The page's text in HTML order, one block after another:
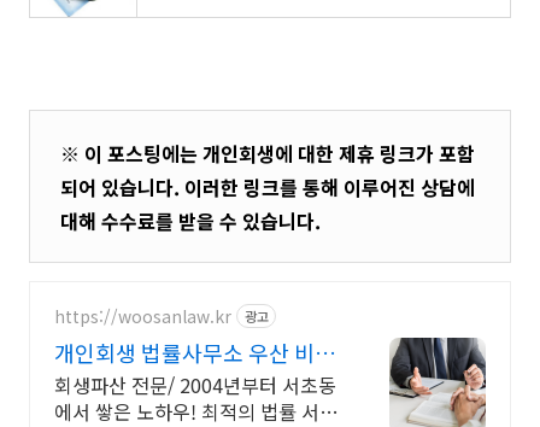
※ 이 포스팅에는 개인회생에 대한 제휴 링크가 포함
되어 있습니다. 이러한 링크를 통해 이루어진 상담에
대해 수수료를 받을 수 있습니다.
https://woosanlaw.kr 광고
개인회생 법률사무소 우산 비대
면 상담, 일어설 기회
회생파산 전문/ 2004년부터 서초동
에서 쌓은 노하우! 최적의 법률 서비